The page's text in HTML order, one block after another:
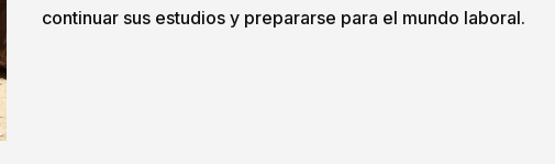
continuar sus estudios y prepararse para el mundo laboral.